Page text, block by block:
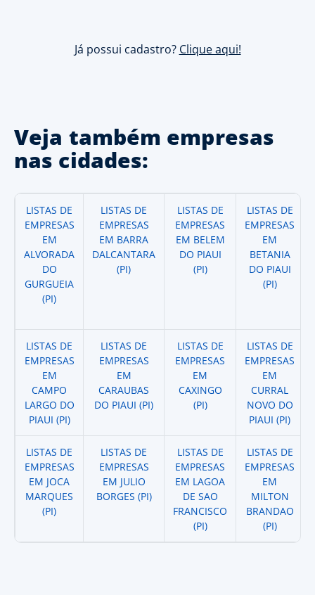
Já possui cadastro? Clique aqui!
Veja também empresas
nas cidades:
LISTAS DE
EMPRESAS
EM
ALVORADA
DO
GURGUEIA
(PI)
LISTAS DE
EMPRESAS
EM BARRA
DALCANTARA
(PI)
LISTAS DE
EMPRESAS
EM BELEM
DO PIAUI
(PI)
LISTAS DE
EMPRESAS
EM
BETANIA
DO PIAUI
(PI)
LISTAS DE
EMPRESAS
EM
CAMPO
LARGO DO
PIAUI (PI)
LISTAS DE
EMPRESAS
EM
CARAUBAS
DO PIAUI (PI)
LISTAS DE
EMPRESAS
EM
CAXINGO
(PI)
LISTAS DE
EMPRESAS
EM
CURRAL
NOVO DO
PIAUI (PI)
LISTAS DE
EMPRESAS
EM JOCA
MARQUES
(PI)
LISTAS DE
EMPRESAS
EM JULIO
BORGES (PI)
LISTAS DE
EMPRESAS
EM LAGOA
DE SAO
FRANCISCO
(PI)
LISTAS DE
EMPRESAS
EM
MILTON
BRANDAO
(PI)